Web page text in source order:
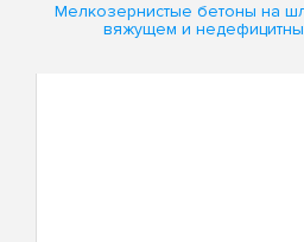
Мелкозернистые бетоны на
вяжущем и